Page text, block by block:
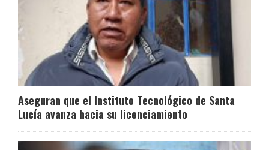
Aseguran que el Instituto Tecnológico de Santa
Lucía avanza hacia su licenciamiento